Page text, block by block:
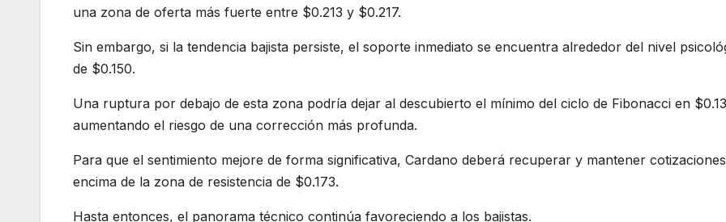
una zona de oferta más fuerte entre $0.213 y $0.217.
Sin embargo, si la tendencia bajista persiste, el soporte inmediato se encuentra alrededor del nivel
de $0.150.
Una ruptura por debajo de esta zona podría dejar al descubierto el mínimo del ciclo de Fibonacci en
aumentando el riesgo de una corrección más profunda.
Para que el sentimiento mejore de forma significativa, Cardano deberá recuperar y mantener
encima de la zona de resistencia de $0.173.
Hasta entonces, el panorama técnico continúa favoreciendo a los bajistas.